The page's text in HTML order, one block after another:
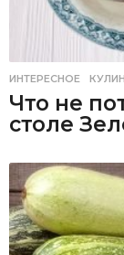
ИНТЕРЕСНОЕ ,
Что не
столе